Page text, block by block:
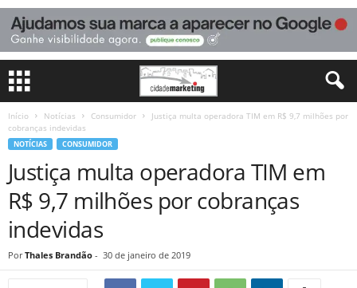
Início Notícias Consumidor
Justiça multa operadora TIM em R$ 9,7 milhões por
cobranças indevidas
NOTÍCIAS CONSUMIDOR
Justiça multa operadora TIM em
R$ 9,7 milhões por cobranças
indevidas
Por Thales Brandão - 30 de janeiro de 2019